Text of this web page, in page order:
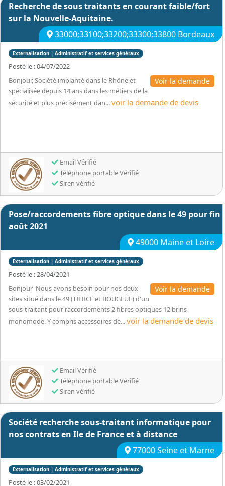
Recherche de sous traitants en courant faible/fort
sur la Nouvelle-Aquitaine.
33000;33100;33200;33300;33800 Bordeaux
Externalisation | Administratif et services généraux
Posté le : 04/07/2022
Voir la demande
Bonjour, Société implanté dans le Rhône et
spécialisée depuis 14 ans dans les métiers de la
sécurité et plus précisément dan...voir la demande de devis
Email Vérifié
Téléphone portable Vérifié
Siren vérifié
Pose/raccordements fibre optique dans le 49 pour fin
août 2021
49000 Maine et Loire
Externalisation | Administratif et services généraux
Posté le : 28/04/2021
Voir la demande
Bonjour Nous avons besoin pour nos deux
sites situé dans le 49 (TIERCE et BOUGEUF) d'un
sous-traitant pour raccordements 2 fibres optiques 12 brins
monomode. Y compris accessoires de...voir la demande de devis
Email Vérifié
Téléphone portable Vérifié
Siren vérifié
Société recherche sous-traitant informatique pour
nos contrats en Ile de France et à distance
77000 Seine et Marne
Externalisation | Administratif et services généraux
Posté le : 03/02/2021